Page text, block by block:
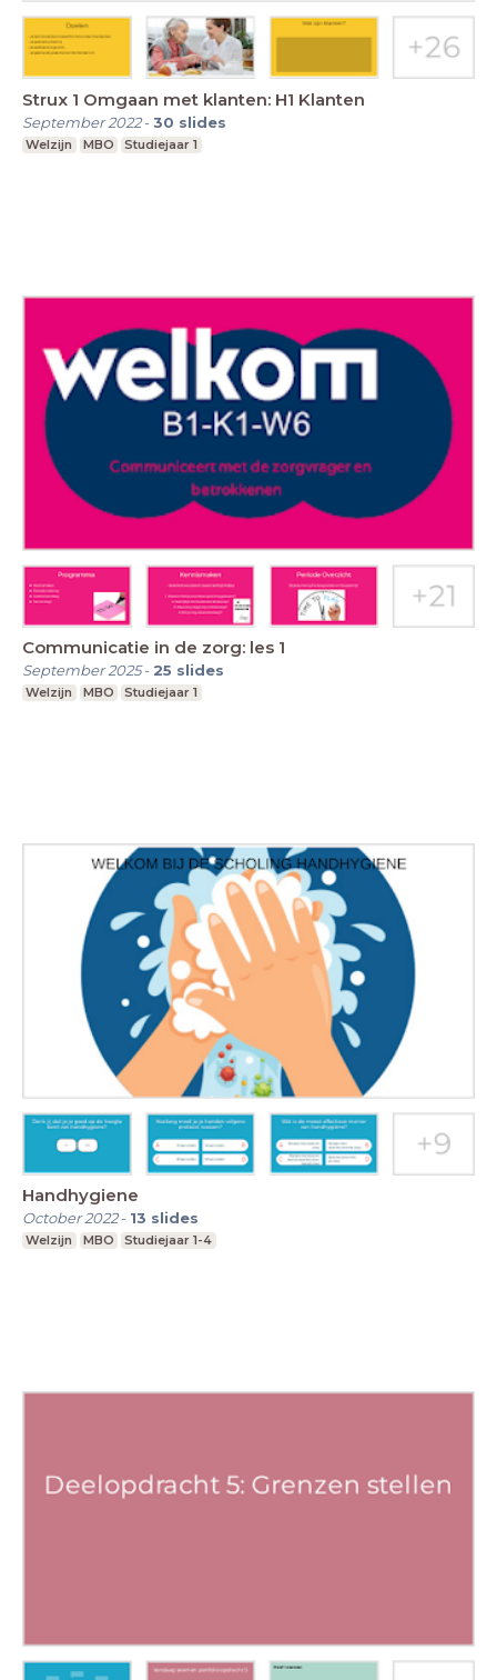
Strux 1 Omgaan met klanten: H1 Klanten
September 2022-30 slides
Welzijn MBO Studiejaar 1
Communicatie in de zorg: les 1
September 2025- 25 slides
Welzijn MBO Studiejaar 1
Handhygiene
October 2022- 13 slides
Welzijn MBO Studiejaar 1-4